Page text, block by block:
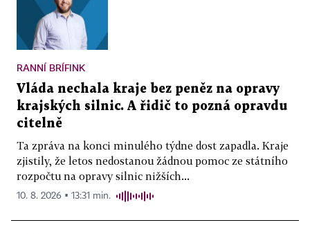
RANNÍ BRÍFINK
Vláda nechala kraje bez peněz na opravy
krajských silnic. A řidič to pozná opravdu
citelně
Ta zpráva na konci minulého týdne dost zapadla. Kraje
zjistily, že letos nedostanou žádnou pomoc ze státního
rozpočtu na opravy silnic nižších...
10. 8. 2026 ▪ 13:31 min.